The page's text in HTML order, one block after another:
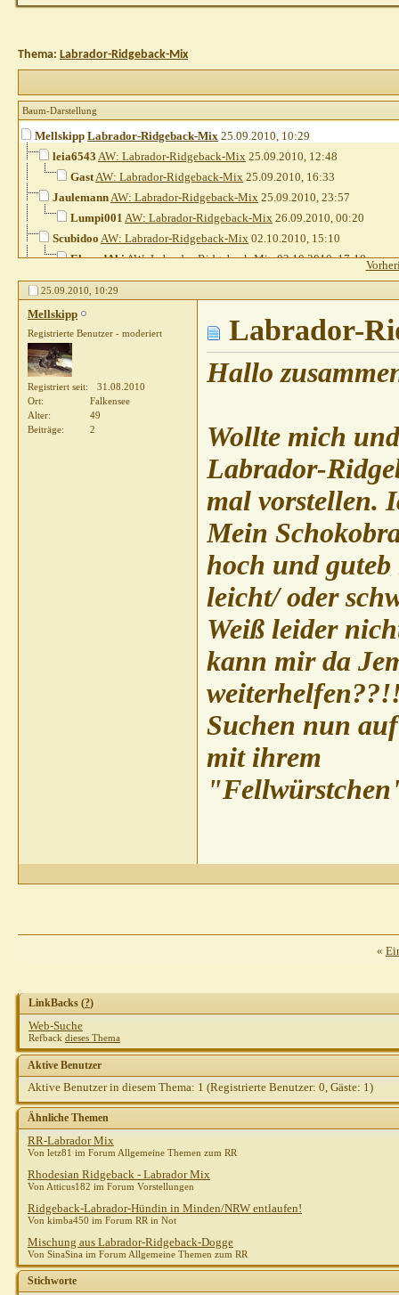
Thema: Labrador-Ridgeback-Mix
Baum-Darstellung
Mellskipp Labrador-Ridgeback-Mix 25.09.2010, 10:29
leia6543 AW: Labrador-Ridgeback-Mix 25.09.2010, 12:48
GastAW: Labrador-Ridgeback-Mix 25.09.2010, 16:33
JaulemannAW: Labrador-Ridgeback-Mix 25.09.2010, 23:57
Lumpi001 AW: Labrador-Ridgeback-Mix 26.09.2010, 00:20
Scubidoo AW: Labrador-Ridgeback-Mix 02.10.2010, 15:10
ElaundAkiAW: Labrador-Ridgeback-Mix02.10.2010,17:18
RumkugelAW: Labrador-Ridgeback-Mix02.10.2010,17:40
Ayana3110AW: Labrador-Ridgeback-Mix02.10.2010,
FeliAW: Labrador-Ridgeback-Mix 02.10.2010,
MellskippAW: Labrador-Ridgeback-Mix04.10.2010,17:21
Truwie
AW: Labrador-Ridgeback-Mix07.10.2010,
25.09.2010, 10:29
Mellskipp
Registrierte Benutzer - moderiert
Registriert seit
31.08.2010
Ort
Falkensee
Alter
49
Beiträge
2
Labrador-
Hallo
Wollte mich
Labrador-
mal vorstellen.
Mein
hoch und guteb
leicht/ oder
Weiß leider
kann mir da
Suchen nun
mit ihrem
«
LinkBacks (?)
Web-Suche
Refback dieses Thema
Aktive Benutzer
Aktive Benutzer in diesem Thema: 1 (Registrierte Benutzer: 0, Gäste: 1)
Ähnliche Themen
RR-Labrador Mix
Von letz81 im Forum Allgemeine Themen zum RR
Rhodesian Ridgeback - Labrador Mix
Von Atticus182 im Forum Vorstellungen
Ridgeback-Labrador-Hündin in Minden/NRW entlaufen!
Von kimba450 im Forum RR in Not
Mischung aus Labrador-Ridgeback-Dogge
Von SinaSina im Forum Allgemeine Themen zum RR
Stichworte